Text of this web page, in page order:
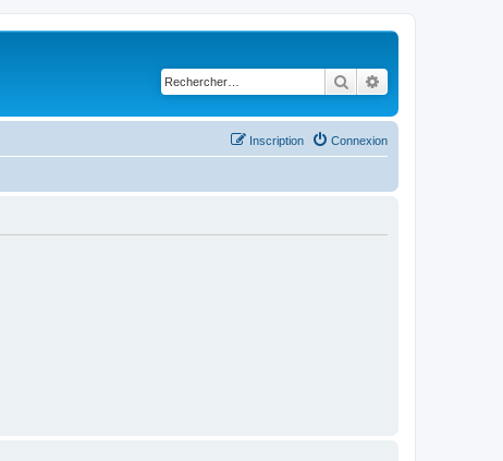
Rechercher
Connexion
Inscription